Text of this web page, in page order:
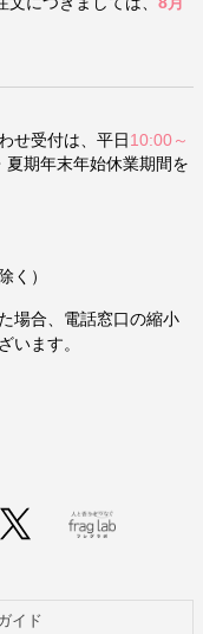
せ受付は、平日 10:00～
夏期年末年始休業期間を
く）
場合、電話窓口の縮小
います。
イド